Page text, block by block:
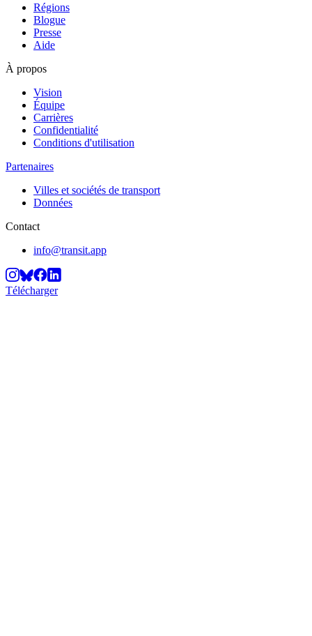
Régions
Blogue
Presse
Aide
À propos
Vision
Équipe
Carrières
Confidentialité
Conditions d'utilisation
Partenaires
Villes et sociétés de transport
Données
Contact
info@transit.app
Télécharger